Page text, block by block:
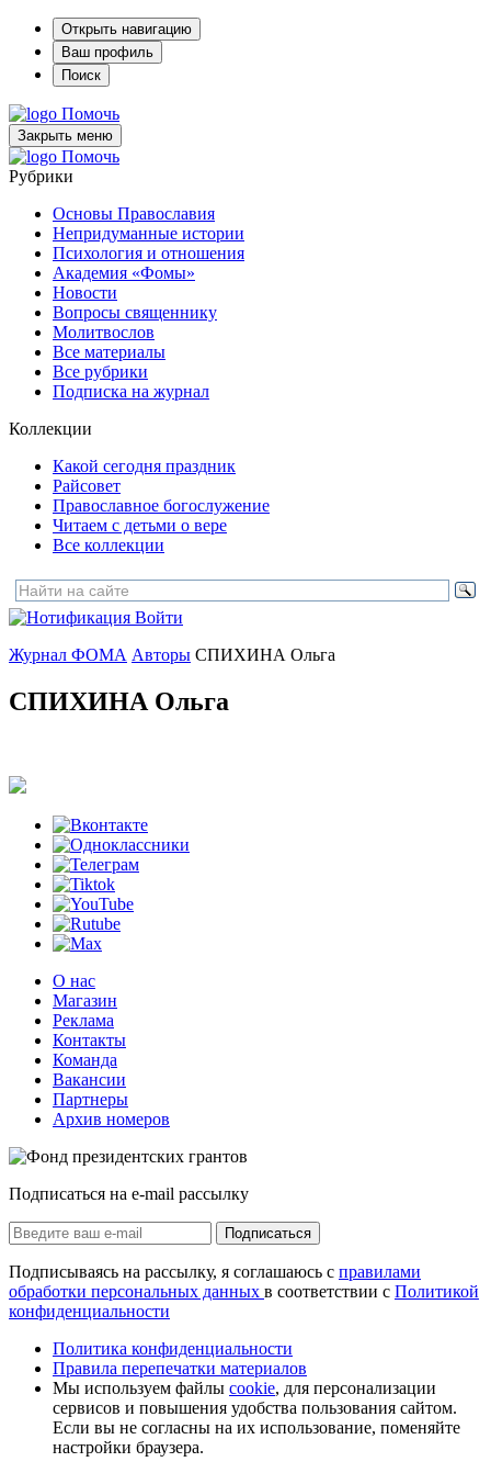
Открыть навигацию
Ваш профиль
Поиск
Помочь
Закрыть меню
Помочь
Рубрики
Основы Православия
Непридуманные истории
Психология и отношения
Академия «Фомы»
Новости
Вопросы священнику
Молитвослов
Все материалы
Все рубрики
Подписка на журнал
Коллекции
Какой сегодня праздник
Райсовет
Православное богослужение
Читаем с детьми о вере
Все коллекции
Войти
Журнал ФОМА Авторы СПИХИНА Ольга
СПИХИНА Ольга
О нас
Магазин
Реклама
Контакты
Команда
Вакансии
Партнеры
Архив номеров
Подписаться на e-mail рассылку
Подписаться
Подписываясь на рассылку, я соглашаюсь с правилами
обработки персональных данных в соответствии с Политикой
конфиденциальности
Политика конфиденциальности
Правила перепечатки материалов
Мы используем файлы cookie, для персонализации
сервисов и повышения удобства пользования сайтом.
Если вы не согласны на их использование, поменяйте
настройки браузера.